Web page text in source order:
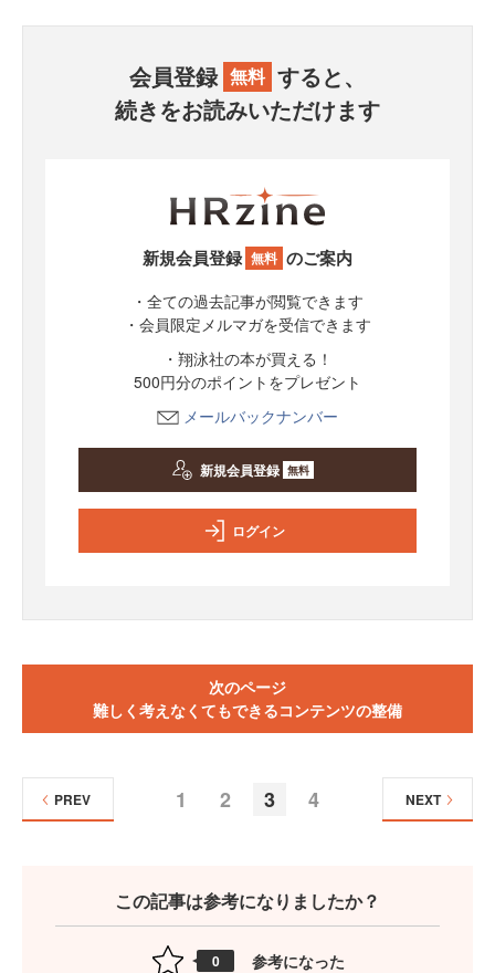
会員登録 無料 すると、
続きをお読みいただけます
新規会員登録 無料 のご案内
・全ての過去記事が閲覧できます
・会員限定メルマガを受信できます
・翔泳社の本が買える！
500円分のポイントをプレゼント
メールバックナンバー
新規会員登録 無料
ログイン
次のページ
難しく考えなくてもできるコンテンツの整備
1 2 3 4
PREV NEXT
この記事は参考になりましたか？
0 参考になった